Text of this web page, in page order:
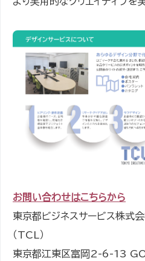
お問い合わせはこちらから
東京都ビジネスサービス株式
（TCL）
東京都江東区富岡2-6-13